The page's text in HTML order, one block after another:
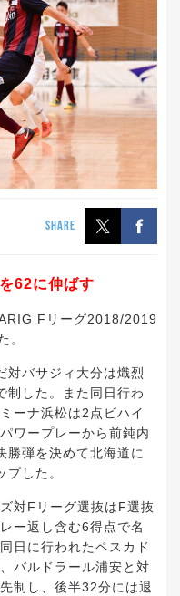
SHARE
62に伸ばす
Fリーグ2018/2019
。
対バサジィ大分は熾烈
制した。また同日行わ
ーナ浜松は2点ビハイ
ワープレーから前鈍内
勝弾を決めて北海道に
した。
対Fリーグ選抜はF選抜
ー返し含む6得点で名
日に行われたペスカド
バルドラール浦安と対
制し、後半32分には退